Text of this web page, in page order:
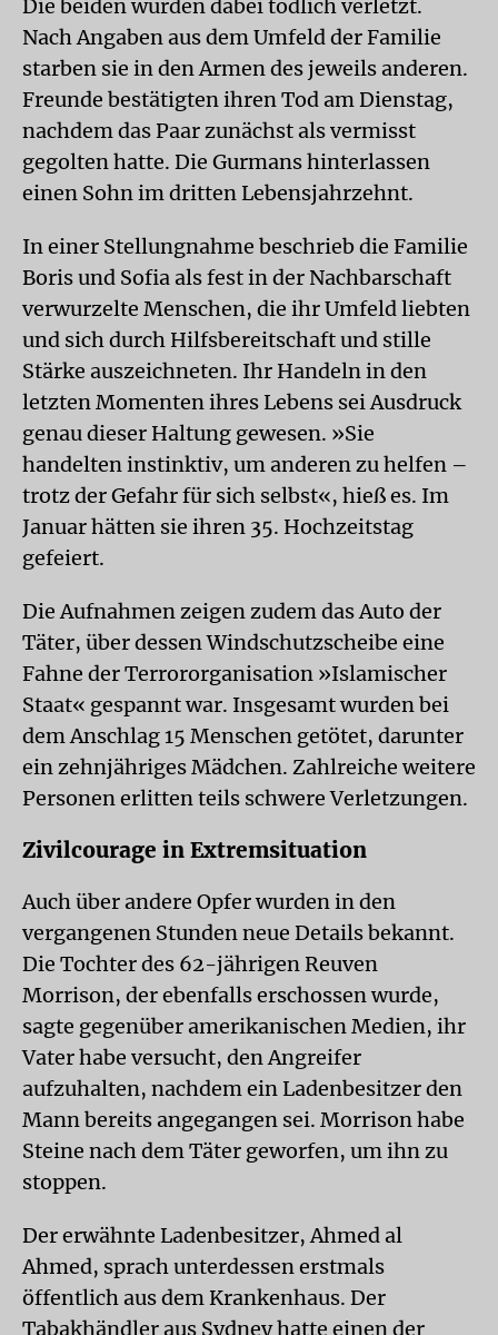
Die beiden wurden dabei tödlich verletzt.
Nach Angaben aus dem Umfeld der Familie
starben sie in den Armen des jeweils anderen.
Freunde bestätigten ihren Tod am Dienstag,
nachdem das Paar zunächst als vermisst
gegolten hatte. Die Gurmans hinterlassen
einen Sohn im dritten Lebensjahrzehnt.
In einer Stellungnahme beschrieb die Familie
Boris und Sofia als fest in der Nachbarschaft
verwurzelte Menschen, die ihr Umfeld liebten
und sich durch Hilfsbereitschaft und stille
Stärke auszeichneten. Ihr Handeln in den
letzten Momenten ihres Lebens sei Ausdruck
genau dieser Haltung gewesen. »Sie
handelten instinktiv, um anderen zu helfen –
trotz der Gefahr für sich selbst«, hieß es. Im
Januar hätten sie ihren 35. Hochzeitstag
gefeiert.
Die Aufnahmen zeigen zudem das Auto der
Täter, über dessen Windschutzscheibe eine
Fahne der Terrororganisation »Islamischer
Staat« gespannt war. Insgesamt wurden bei
dem Anschlag 15 Menschen getötet, darunter
ein zehnjähriges Mädchen. Zahlreiche weitere
Personen erlitten teils schwere Verletzungen.
Zivilcourage in Extremsituation
Auch über andere Opfer wurden in den
vergangenen Stunden neue Details bekannt.
Die Tochter des 62-jährigen Reuven
Morrison, der ebenfalls erschossen wurde,
sagte gegenüber amerikanischen Medien, ihr
Vater habe versucht, den Angreifer
aufzuhalten, nachdem ein Ladenbesitzer den
Mann bereits angegangen sei. Morrison habe
Steine nach dem Täter geworfen, um ihn zu
stoppen.
Der erwähnte Ladenbesitzer, Ahmed al
Ahmed, sprach unterdessen erstmals
öffentlich aus dem Krankenhaus. Der
Tabakhändler aus Sydney hatte einen der